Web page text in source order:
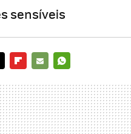
sensíveis
MAIL